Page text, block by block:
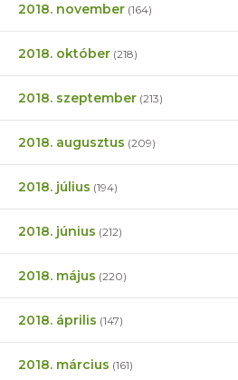
2018. november (164)
2018. október (218)
2018. szeptember (213)
2018. augusztus (209)
2018. július (194)
2018. június (212)
2018. május (220)
2018. április (147)
2018. március (161)